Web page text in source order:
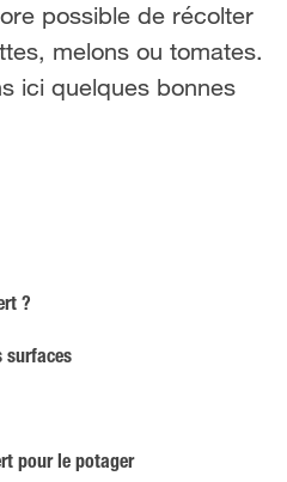
possible de récolter
melons ou tomates.
ici quelques bonnes
?
surfaces
pour le potager